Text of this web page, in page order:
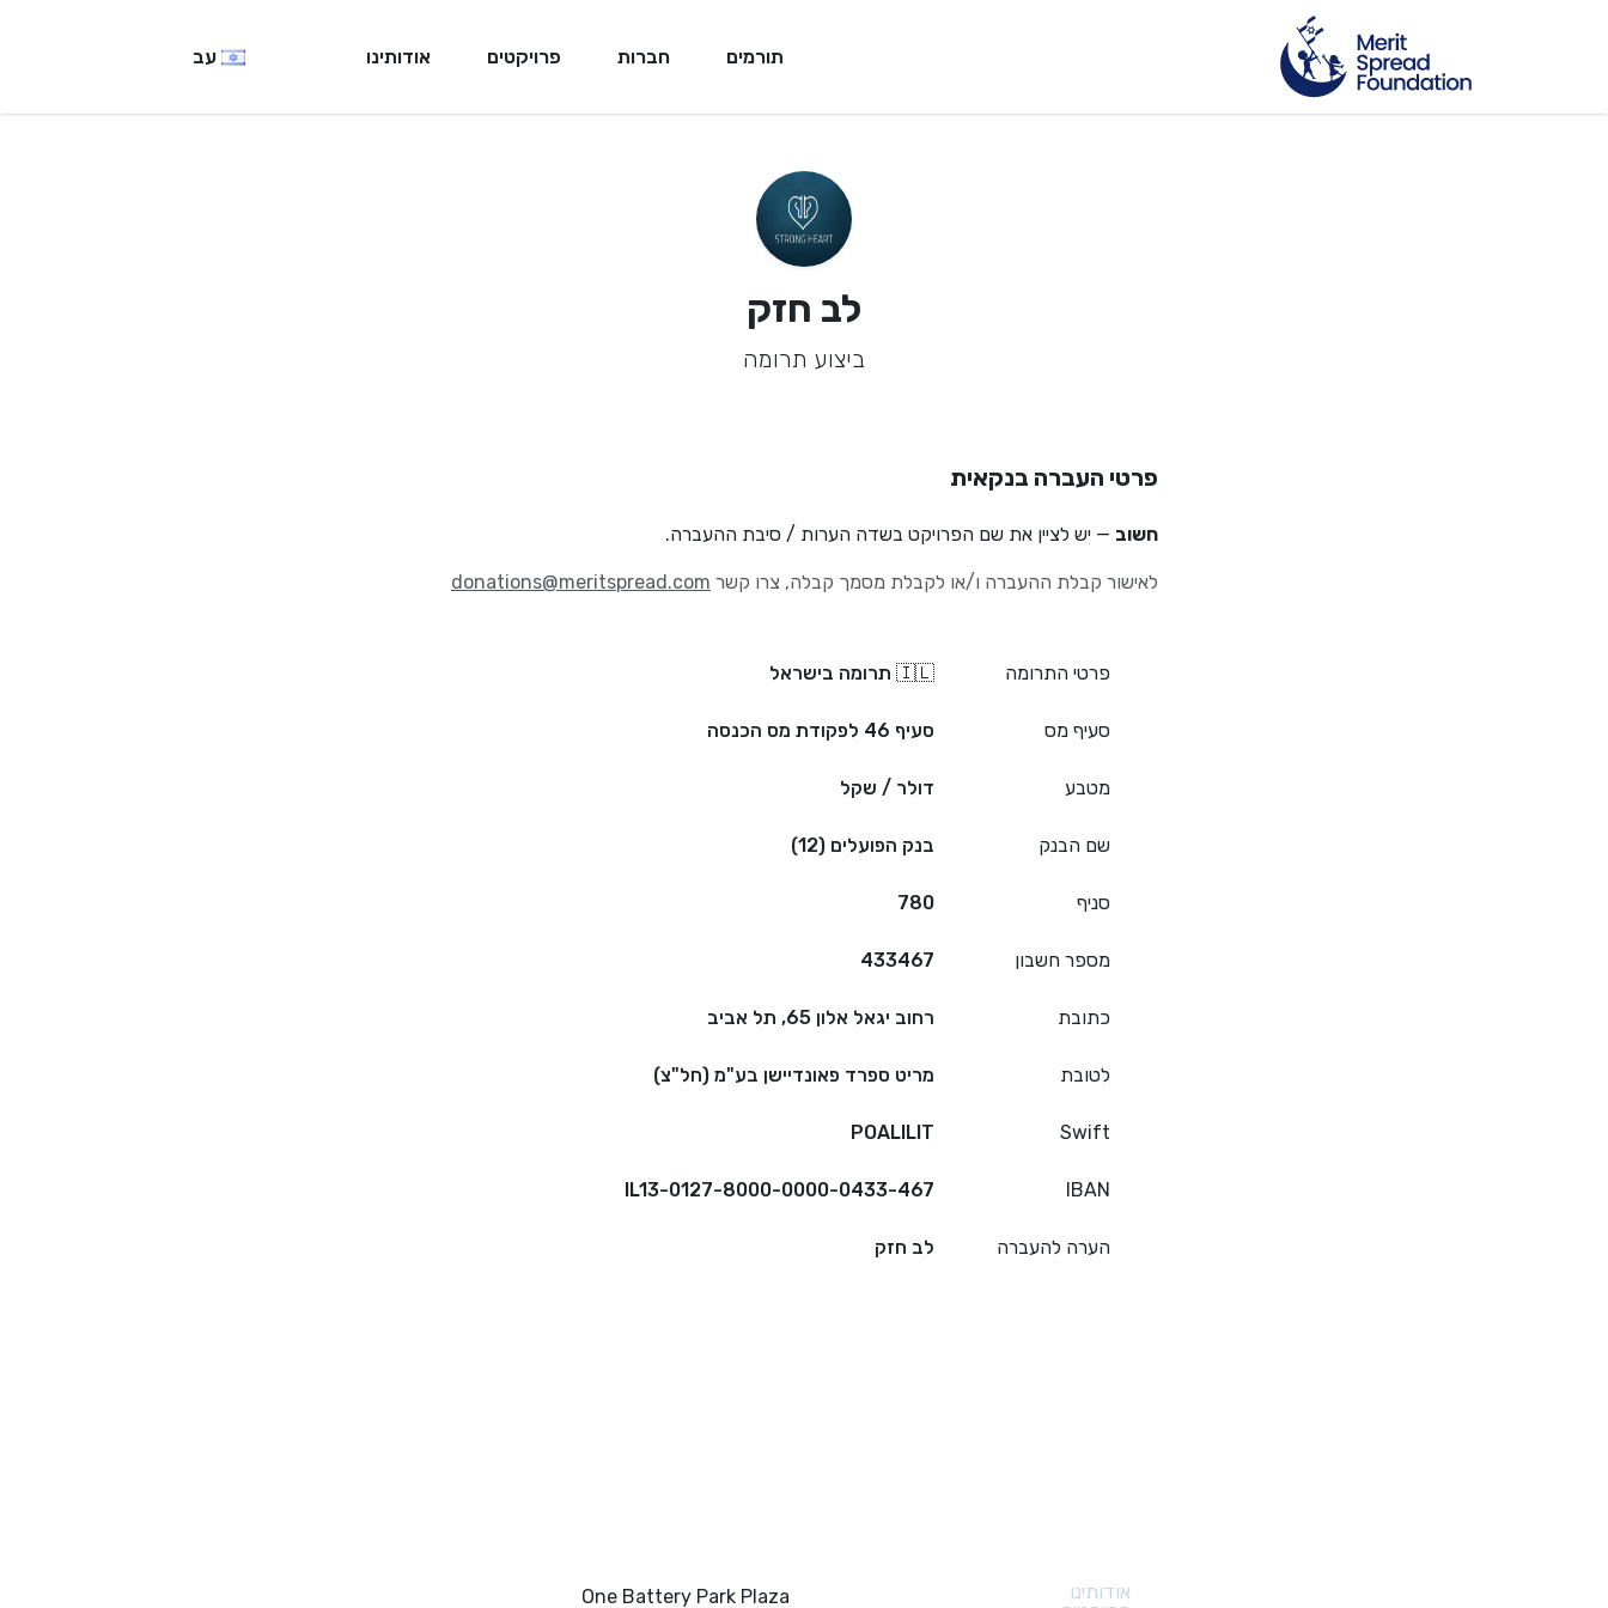
תורמים חברות פרויקטים אודותינו עב
לב חזק
ביצוע תרומה
פרטי העברה בנקאית
חשוב — יש לציין את שם הפרויקט בשדה הערות / סיבת ההעברה.
לאישור קבלת ההעברה ו/או לקבלת מסמך קבלה, צרו קשר donations@meritspread.com
פרטי התרומה 🇮🇱 תרומה בישראל
סעיף מס סעיף 46 לפקודת מס הכנסה
מטבע דולר / שקל
שם הבנק בנק הפועלים (12)
סניף 780
מספר חשבון 433467
כתובת רחוב יגאל אלון 65, תל אביב
לטובת מריט ספרד פאונדיישן בע"מ (חל"צ)
Swift
POALILIT
IBAN
IL13-0127-8000-0000-0433-467
הערה להעברה לב חזק
אודותינו
One Battery Park Plaza